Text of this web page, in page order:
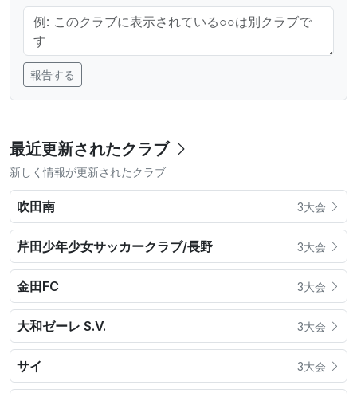
報告する
最近更新されたクラブ
新しく情報が更新されたクラブ
吹田南 3大会
芹田少年少女サッカークラブ/長野 3大会
金田FC 3大会
大和ゼーレ S.V. 3大会
サイ 3大会